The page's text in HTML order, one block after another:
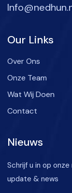
Our Links
Over Ons
Onze Team
Wat Wij Doen
Contact
Nieuws
Schrijf u in op
update & news